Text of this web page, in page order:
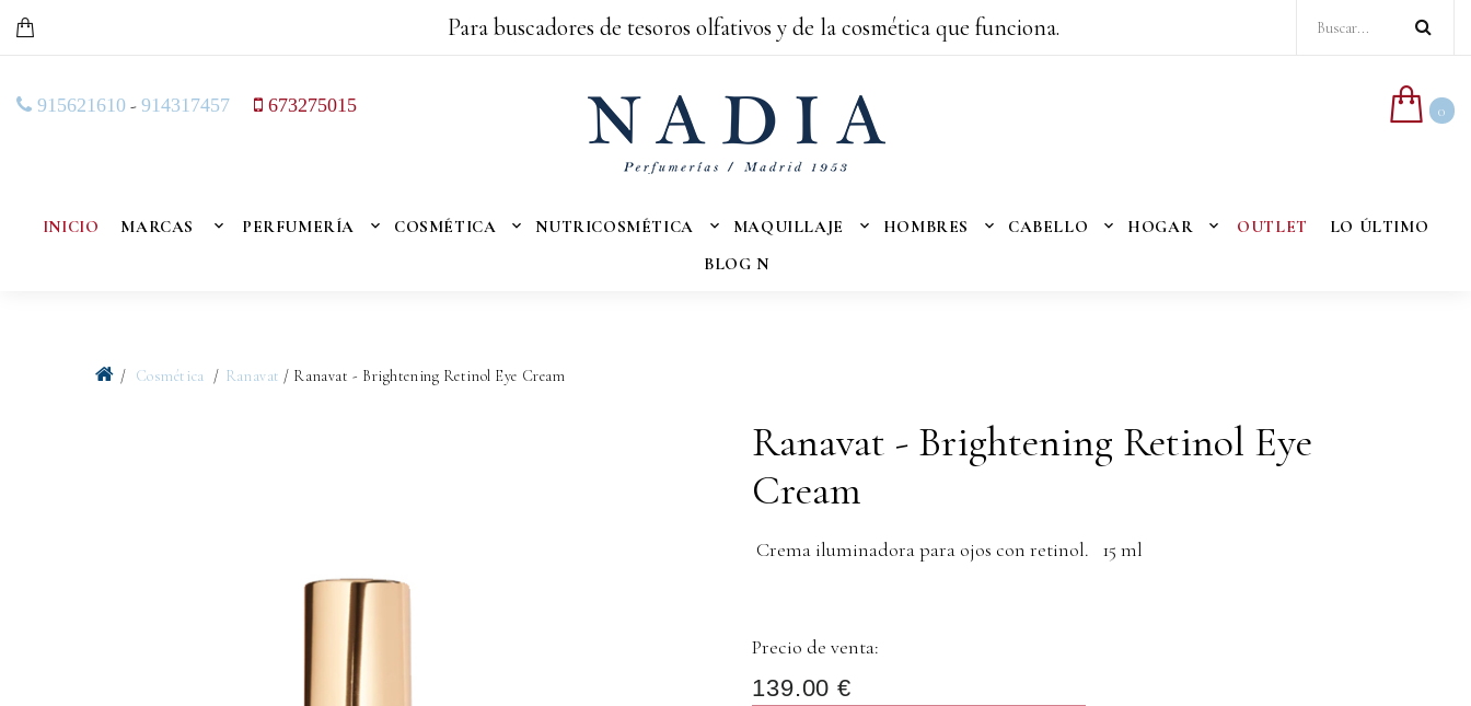
Para buscadores de tesoros olfativos y de la cosmética que funciona.
915621610 - 914317457 673275015 0
INICIO MARCAS PERFUMERÍA COSMÉTICA NUTRICOSMÉTICA MAQUILLAJE HOMBRES CABELLO HOGAR OUTLET
LO ÚLTIMO
BLOG N
Cosmética Ranavat / Ranavat - Brightening Retinol Eye Cream
Ranavat - Brightening Retinol Eye
Cream
Crema iluminadora para ojos con retinol. 15 ml
Precio de venta:
139.00 €